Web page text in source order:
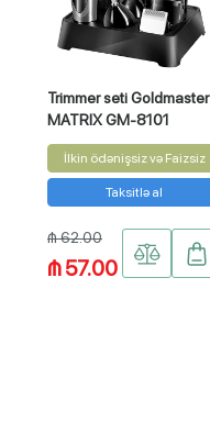
Trimmer seti Goldmaster
MATRIX GM-8101
İlkin ödənişsiz və Faizsiz
Taksitlə al
₼ 62.00
₼ 57.00